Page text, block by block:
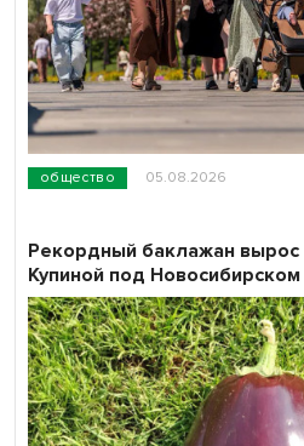
общество 05.08.2026
Рекордный баклажан вырос
Купиной под Новосибирском